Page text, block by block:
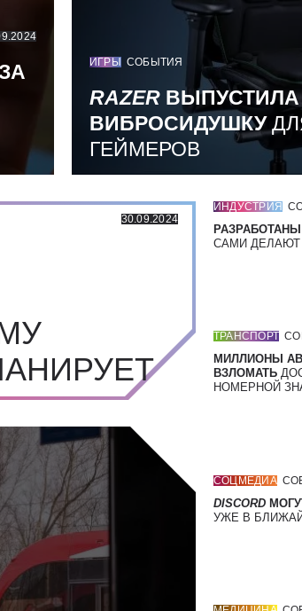
ИГРЫ СОБЫТИЯ
RAZER ВЫПУСТИЛА
ВИБРОСИДУШКУ
ГЕЙМЕРОВ
30.09.2024
ИНДУСТРИЯ
САМИ ДЕЛАЮТ
ТРАНСПОРТ
МИЛЛИОНЫ
ВЗЛОМАТЬ
НОМЕРНОЙ
СОЦМЕДИА
DISCORD
УЖЕ В